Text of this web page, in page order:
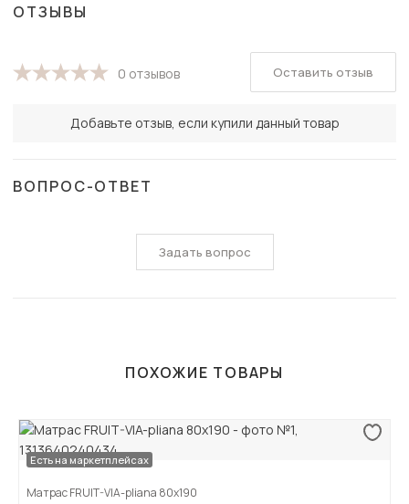
ОТЗЫВЫ
0 отзывов
Добавьте отзыв, если купили данный товар
Оставить отзыв
ВОПРОС-ОТВЕТ
Задать вопрос
ПОХОЖИЕ ТОВАРЫ
Есть на маркетплейсах
Матрас FRUIT-VIA-pliana 80х190